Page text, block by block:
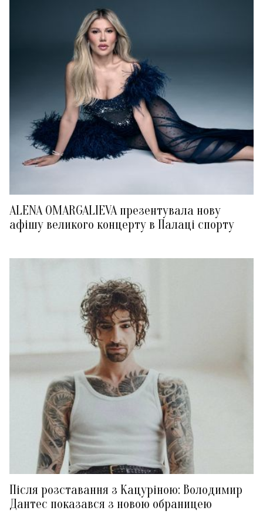
ALENA OMARGALIEVA презентувала нову
афішу великого концерту в Палаці спорту
Після розставання з Кацуріною: Володимир
Дантес показався з новою обраницею